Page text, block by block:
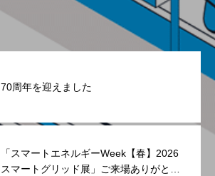
70周年を迎えました
「スマートエネルギーWeek【春】2026
スマートグリッド展」ご来場ありがとう